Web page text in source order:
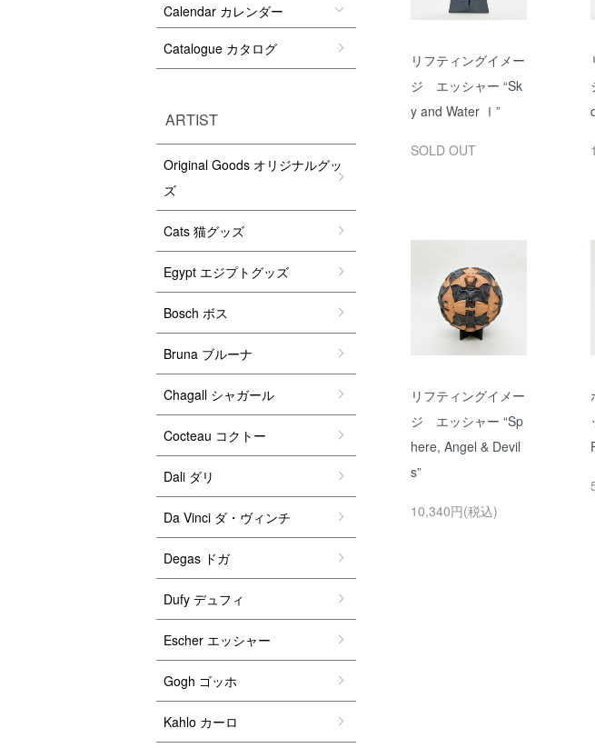
リフティングイメー
ジ エッシャー “Sk
y and Water Ⅰ”
SOLD OUT
リフティングイメー
ジ エッシャー “Sp
here, Angel & Devil
s”
10,340円(税込)
Calendar カレンダー
Catalogue カタログ
ARTIST
Original Goods オリジナルグッ
ズ
Cats 猫グッズ
Egypt エジプトグッズ
Bosch ボス
Bruna ブルーナ
Chagall シャガール
Cocteau コクトー
Dali ダリ
Da Vinci ダ・ヴィンチ
Degas ドガ
Dufy デュフィ
Escher エッシャー
Gogh ゴッホ
Kahlo カーロ